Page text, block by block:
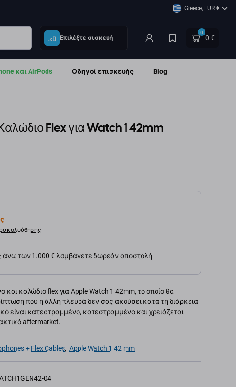
Greece, EUR €
Επιλέξτε συσκευή
0
0 €
και AirPods Οδηγοί επισκευής Blog
Flex για Watch 1 42mm
άνω των 1.000 € λαμβάνετε δωρεάν αποστολή
και καλώδιο flex για Apple Watch 1 42mm, το οποίο θα
που η άλλη πλευρά δεν σας ακούσει κατά τη διάρκεια
είναι κατεστραμμένο, κατεστραμμένο και χρειάζεται
aftermarket.
+ Flex Cables, Apple Watch 1 42 mm
04